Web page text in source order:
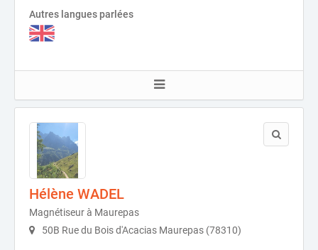
Autres langues parlées
Hélène WADEL
Magnétiseur à Maurepas
50B Rue du Bois d'Acacias Maurepas (78310)